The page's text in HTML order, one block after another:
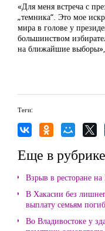
«Для меня встреча с
„темника“. Это мое
мира в голове у
большинством
на ближайшие
Теги:
Еще в
Взрыв в ресторане
В Хакасии без
выплату семьям
Во Владивостоке у